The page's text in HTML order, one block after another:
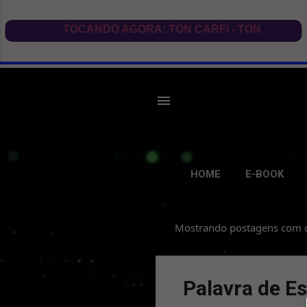
HOME E-BOOK
o
Mostrando postagens com
Palavra de